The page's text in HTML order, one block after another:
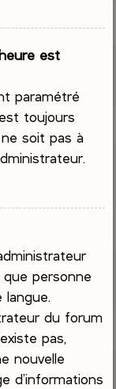
est
paramétré
toujours
soit pas à
que personne
langue.
du forum
pas,
nouvelle
d’informations